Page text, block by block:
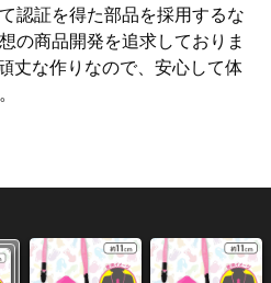
認証を得た部品を採用するな
の商品開発を追求しておりま
丈な作りなので、安心して体